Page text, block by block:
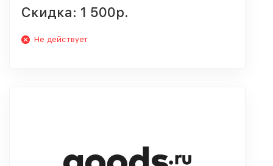
Скидка: 1 500р.
Не действует